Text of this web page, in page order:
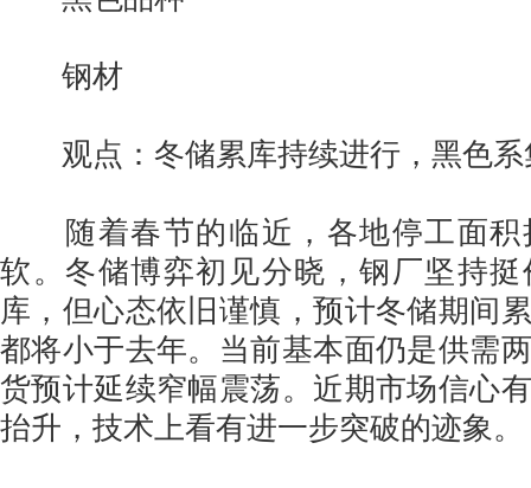
钢材
观点：冬储累库持续进行，黑色
随着春节的临近，各地停工面积
软。冬储博弈初见分晓，钢厂坚持
库，但心态依旧谨慎，预计冬储期间
都将小于去年。当前基本面仍是供需
货预计延续窄幅震荡。近期市场信心
抬升，技术上看有进一步突破的迹象。